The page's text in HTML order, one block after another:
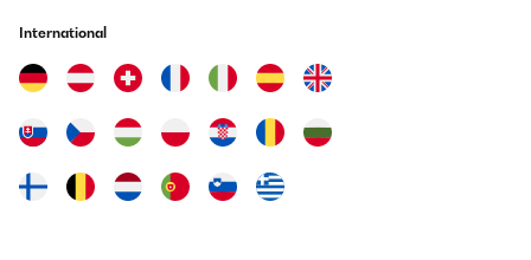
International